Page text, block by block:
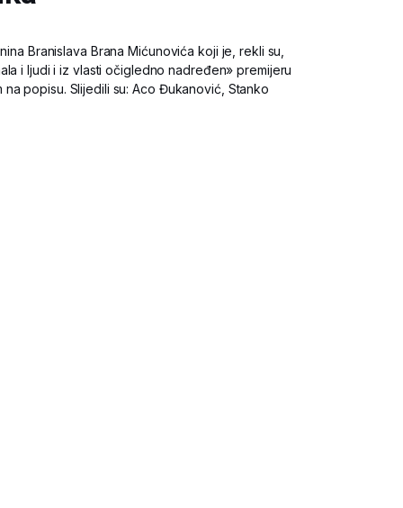
Branislava Brana Mićunovića koji je, rekli su,
i ljudi i iz vlasti očigledno nadređen» premijeru
popisu. Slijedili su: Aco Đukanović, Stanko